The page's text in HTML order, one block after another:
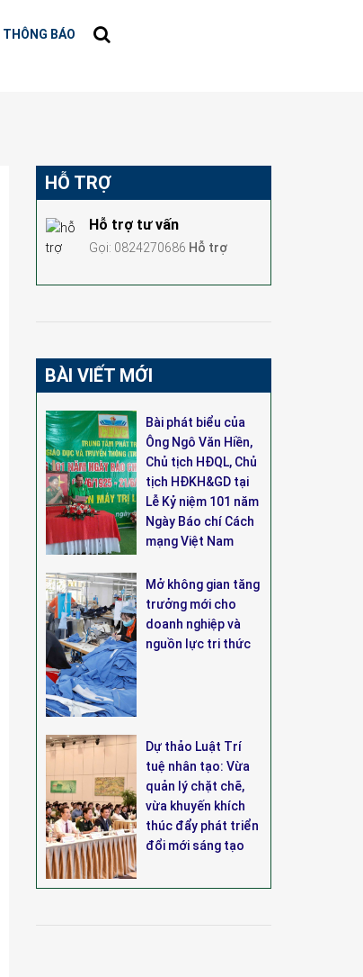
THÔNG BÁO
HỖ TRỢ
Hỗ trợ tư vấn
Gọi: 0824270686 Hỗ trợ
BÀI VIẾT MỚI
Bài phát biểu của
Ông Ngô Văn Hiền,
Chủ tịch HĐQL, Chủ
tịch HĐKH&GD tại
Lễ Kỷ niệm 101 năm
Ngày Báo chí Cách
mạng Việt Nam
Mở không gian tăng
trưởng mới cho
doanh nghiệp và
nguồn lực tri thức
Dự thảo Luật Trí
tuệ nhân tạo: Vừa
quản lý chặt chẽ,
vừa khuyến khích
thúc đẩy phát triển
đổi mới sáng tạo